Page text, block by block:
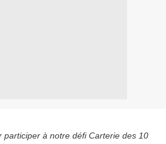
participer à notre défi Carterie des 10